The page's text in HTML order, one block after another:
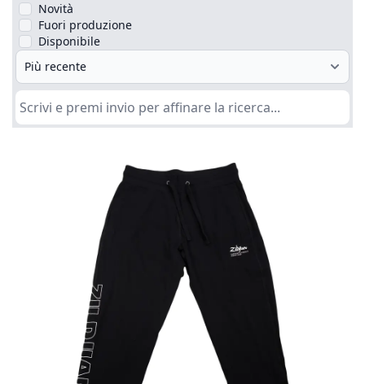
Novità
Fuori produzione
Disponibile